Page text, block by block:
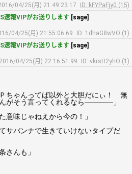
04/25(月) 21:49:23.17
ID: kFYPaFjy0 (15)
速報VIPがお送りします [sage]
04/25(月) 21:55:06.69
ID: 1dhaG8wVO (1)
速報VIPがお送りします [sage]
2016/04/25(月) 22:16:51.99
ID: vkrsH2yhO (1)
ちゃんってば以外と大胆だにぃ！ 無
がそう言ってくれるなら――――」
味じゃねえから今の！」
サバンナで生きていけないタイプだ
さんも」